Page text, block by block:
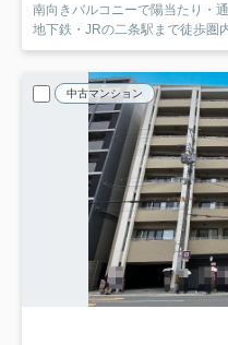
南向きバルコニーで陽当たり・
地下鉄・JRの二条駅まで徒歩圏
中古マンション